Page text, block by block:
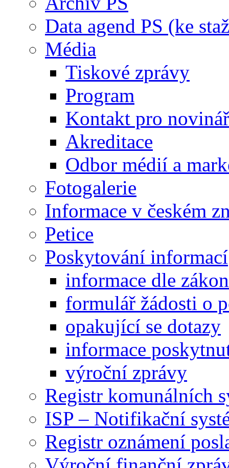
Data agend PS (ke
Média
Tiskové zprávy
Program
Kontakt pro
Akreditace
Odbor médií a
Fotogalerie
Informace v českém
Petice
Poskytování informací
informace dle
formulář žádosti o
opakující se dotazy
informace
výroční zprávy
Registr komunálních
ISP – Notifikační
Registr oznámení